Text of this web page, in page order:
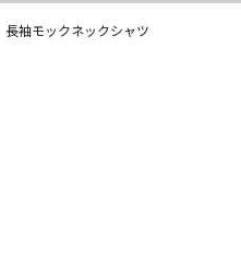
袖モックネックシャツ